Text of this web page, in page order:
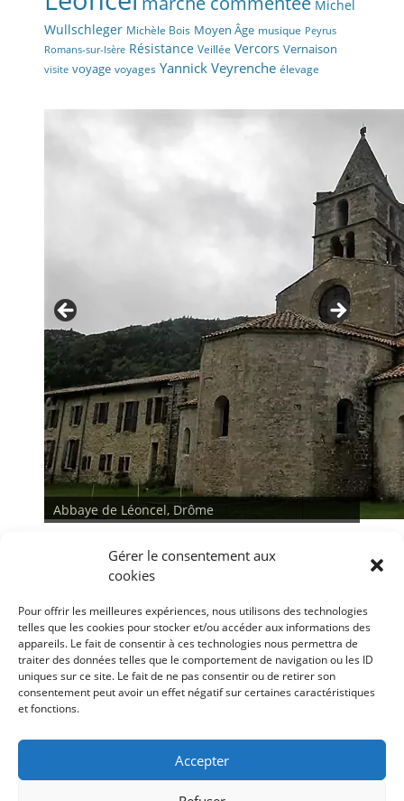
Gérer le consentement aux
cookies
Pour offrir les meilleures expériences, nous utilisons des technologies
telles que les cookies pour stocker et/ou accéder aux informations des
appareils. Le fait de consentir à ces technologies nous permettra de
traiter des données telles que le comportement de navigation ou les ID
uniques sur ce site. Le fait de ne pas consentir ou de retirer son
consentement peut avoir un effet négatif sur certaines caractéristiques
et fonctions.
Accepter
Michel
Wullschleger Michèle Bois Moyen Âge musique Peyrus
Romans-sur-Isère Résistance Veillée Vercors Vernaison
visite voyage voyages Yannick Veyrenche élevage
Abbaye de Léoncel, Drôme
< >
Conditions générales
Déclaration de confidentialité